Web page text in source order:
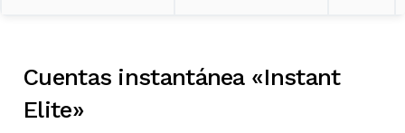
Cuentas instantánea «Instant
Elite»